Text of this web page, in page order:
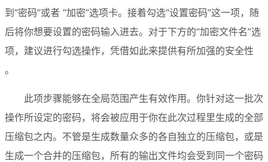
到“密码”或者 “加密”选项卡。接着勾选“设置密码”这一项，随
后将你想要设置的密码输入进去。对于下方的“加密文件名”选
项，建议进行勾选操作，凭借如此来提供有所加强的安全性
。
此项步骤能够在全局范围产生有效作用。你针对这一批次
操作所设定的密码，将会被应用于你在此次过程里生成的全部
压缩包之内。不管是生成数量众多的各自独立的压缩包，或是
生成一个合并的压缩包，所有的输出文件均会受到同一个密码